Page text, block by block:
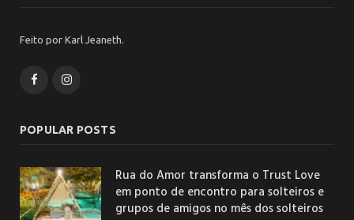
Feito por Karl Jeaneth.
FacebookInstagram
POPULAR POSTS
Rua do Amor transforma o Trust Love
em ponto de encontro para solteiros e
grupos de amigos no mês dos solteiros